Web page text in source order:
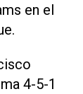
en el
4-5-1